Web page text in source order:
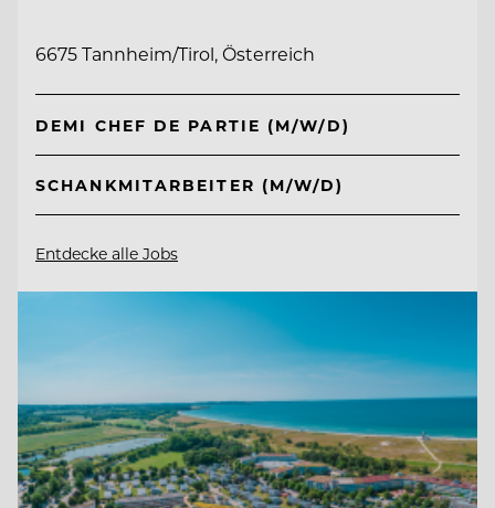
6675 Tannheim/Tirol, Österreich
DEMI CHEF DE PARTIE (M/W/D)
SCHANKMITARBEITER (M/W/D)
Entdecke alle Jobs